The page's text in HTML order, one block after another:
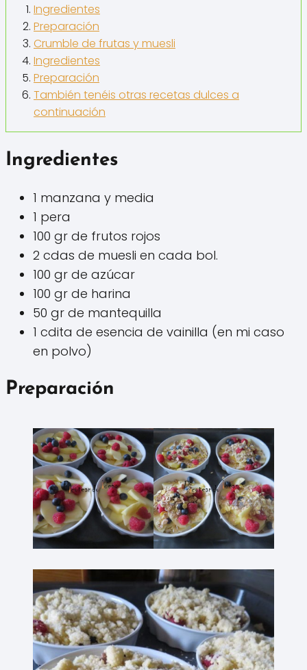
Ingredientes
Preparación
Crumble de frutas y muesli
Ingredientes
Preparación
También tenéis otras recetas dulces a
continuación
Ingredientes
1 manzana y media
1 pera
100 gr de frutos rojos
2 cdas de muesli en cada bol.
100 gr de azúcar
100 gr de harina
50 gr de mantequilla
1 cdita de esencia de vainilla (en mi caso
en polvo)
Preparación